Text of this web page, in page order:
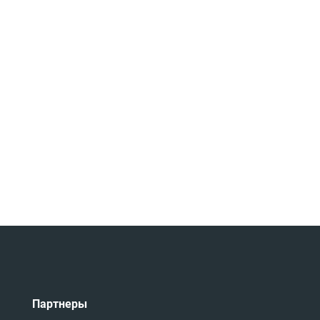
Партнеры